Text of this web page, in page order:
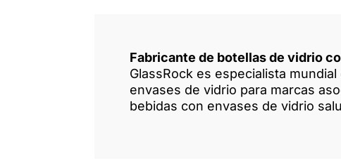
Fabricante de botellas de vidrio
GlassRock es especialista
envases de vidrio para marcas
bebidas con envases de vidrio